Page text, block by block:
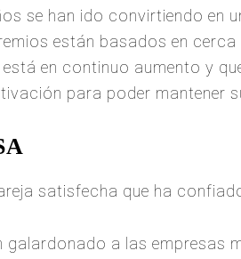
se han ido convirtiendo en
están basados en
en continuo aumento y
para poder mantener
satisfecha que ha
galardonado a las empresas